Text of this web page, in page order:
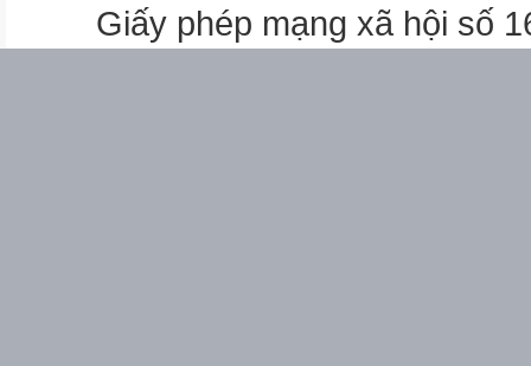
chăm lo
Giấy phép mạng xã hội số